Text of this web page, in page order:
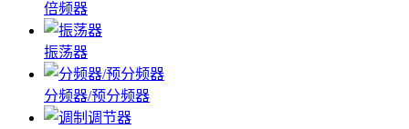
倍频器
振荡器
分频器/预分频器